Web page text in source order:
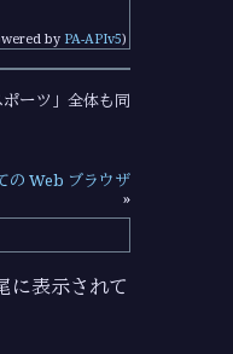
by PA-APIv5)
ーツ」全体も同
の Web ブラウザ
»
に表示されて